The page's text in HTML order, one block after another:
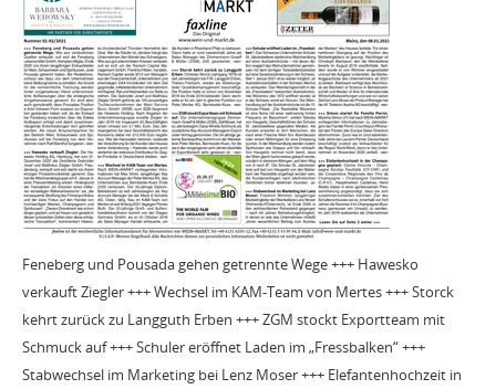
Feneberg und Pousada gehen getrennte Wege +++ Hawesko
verkauft Ziegler +++ Wechsel im KAM-Team von Mertes +++ Storck
kehrt zurück zu Langguth Erben +++ ZGM stockt Exportteam mit
Schmuck auf +++ Schuler eröffnet Laden im „Fressbalken“ +++
Stabwechsel im Marketing bei Lenz Moser +++ Elefantenhochzeit in